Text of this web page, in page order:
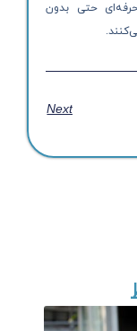
حتی بدون
Next